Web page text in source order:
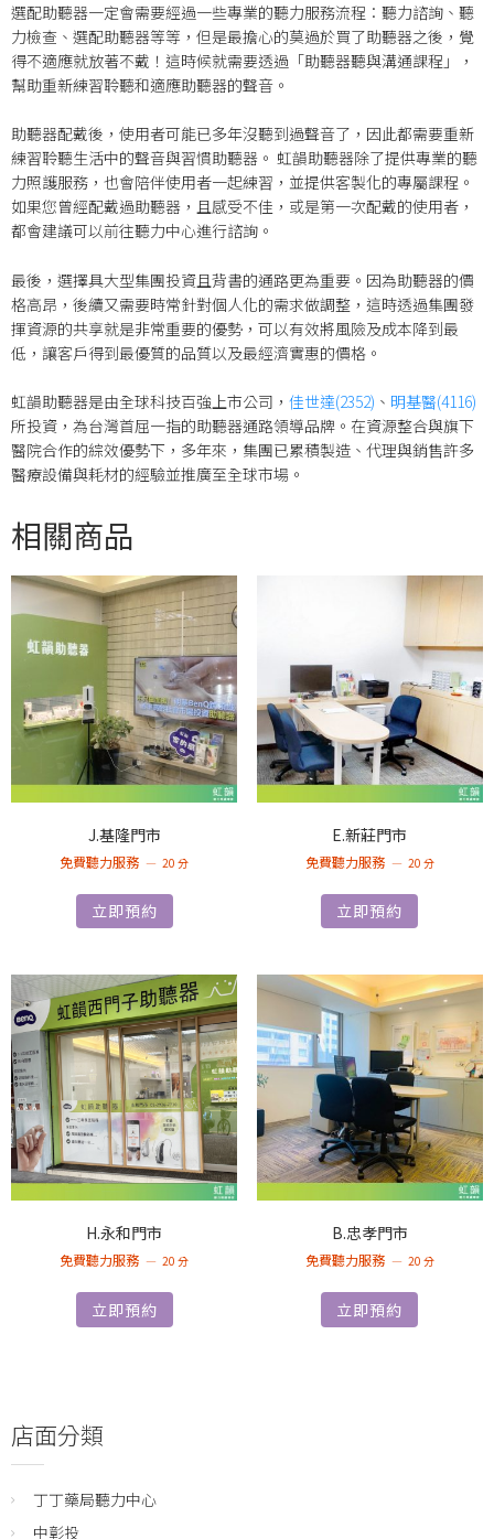
選配助聽器一定會需要經過一些專業的聽力服務流程：聽力諮詢、聽
力檢查、選配助聽器等等，但是最擔心的莫過於買了助聽器之後，覺
得不適應就放著不戴！這時候就需要透過「助聽器聽與溝通課程」，
幫助重新練習聆聽和適應助聽器的聲音。
助聽器配戴後，使用者可能已多年沒聽到過聲音了，因此都需要重新
練習聆聽生活中的聲音與習慣助聽器。 虹韻助聽器除了提供專業的聽
力照護服務，也會陪伴使用者一起練習，並提供客製化的專屬課程。
如果您曾經配戴過助聽器，且感受不佳，或是第一次配戴的使用者，
都會建議可以前往聽力中心進行諮詢。
最後，選擇具大型集團投資且背書的通路更為重要。因為助聽器的價
格高昂，後續又需要時常針對個人化的需求做調整，這時透過集團發
揮資源的共享就是非常重要的優勢，可以有效將風險及成本降到最
低，讓客戶得到最優質的品質以及最經濟實惠的價格。
虹韻助聽器是由全球科技百強上市公司， 佳世達(2352) 、 明基醫(4116)
所投資，為台灣首屈一指的助聽器通路領導品牌。在資源整合與旗下
醫院合作的綜效優勢下，多年來，集團已累積製造、代理與銷售許多
醫療設備與耗材的經驗並推廣至全球市場。
相關商品
J.基隆門市
免費聽力服務 20 分
立即預約
E.新莊門市
免費聽力服務 20 分
立即預約
H.永和門市
免費聽力服務 20 分
立即預約
B.忠孝門市
免費聽力服務 20 分
立即預約
店面分類
丁丁藥局聽力中心
中彰投